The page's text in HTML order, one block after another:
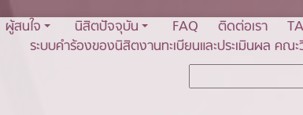
ผู้สนใจ นิสิตปัจจุบัน FAQ ติดต่อเรา
ระบบคำร้องของนิสิตงานทะเบียนและประเมินผล คณ